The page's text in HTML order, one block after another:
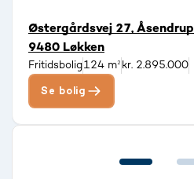
Østergårdsvej 27, Åsendrup
9480 Løkken
Fritidsbolig124 m² kr. 2.895.000
Se bolig